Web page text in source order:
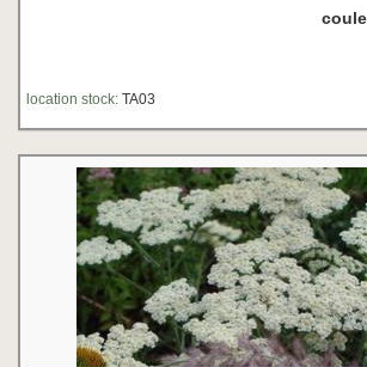
location stock: TA03